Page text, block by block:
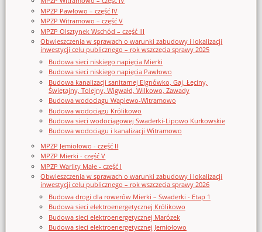
MPZP Pawłowo – część IV
MPZP Witramowo – część V
MPZP Olsztynek Wschód – część III
Obwieszczenia w sprawach o warunki zabudowy i lokalizacji
inwestycji celu publicznego – rok wszczęcia sprawy 2025
Budowa sieci niskiego napięcia Mierki
Budowa sieci niskiego napięcia Pawłowo
Budowa kanalizacji sanitarnej Elgnówko, Gaj, Łęciny,
Świętajny, Tolejny, Wigwałd, Wilkowo, Zawady
Budowa wodociągu Waplewo-Witramowo
Budowa wodociągu Królikowo
Budowa sieci wodociągowej Swaderki-Lipowo Kurkowskie
Budowa wodociągu i kanalizacji Witramowo
MPZP Jemiołowo - część II
MPZP Mierki - część V
MPZP Warlity Małe - część I
Obwieszczenia w sprawach o warunki zabudowy i lokalizacji
inwestycji celu publicznego – rok wszczęcia sprawy 2026
Budowa drogi dla rowerów Mierki – Swaderki - Etap 1
Budowa sieci elektroenergetycznej Królikowo
Budowa sieci elektroenergetycznej Marózek
Budowa sieci elektroenergetycznej Jemiołowo